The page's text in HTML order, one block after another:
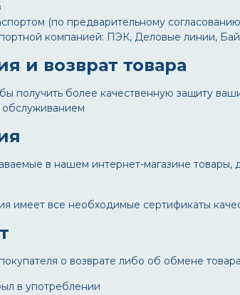
(по предварительному
компанией: ПЭК, Деловые линии,
и возврат товара
получить более качественную защиту
обслуживанием
в нашем интернет-магазине товары,
имеет все необходимые сертификаты
о возврате либо об обмене
в употреблении